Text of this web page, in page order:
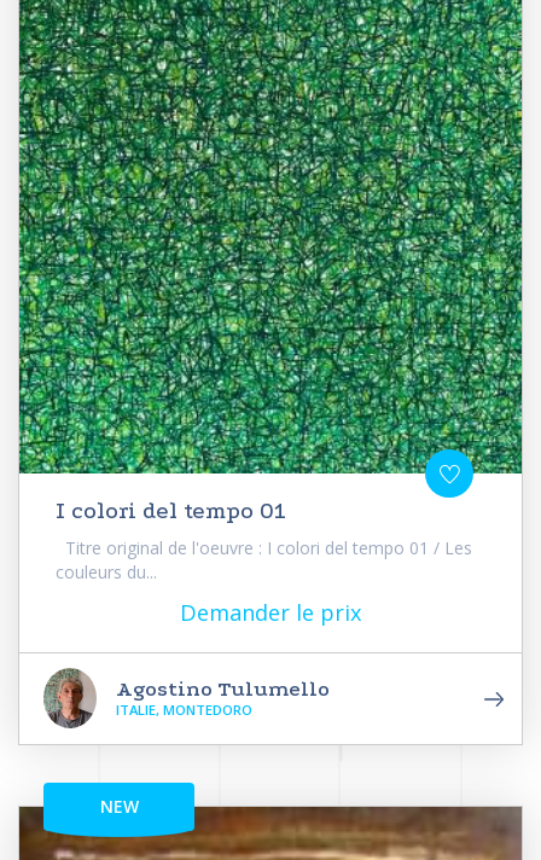
I colori del tempo 01
Titre original de l'oeuvre : I colori del tempo 01 / Les
couleurs du...
Demander le prix
Agostino Tulumello
ITALIE, MONTEDORO
NEW